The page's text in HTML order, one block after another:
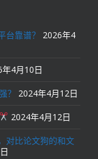
台靠谱？
2026年4
年4月10日
？ 2024年4月12日
2024年4月12日
对比论文狗的和文